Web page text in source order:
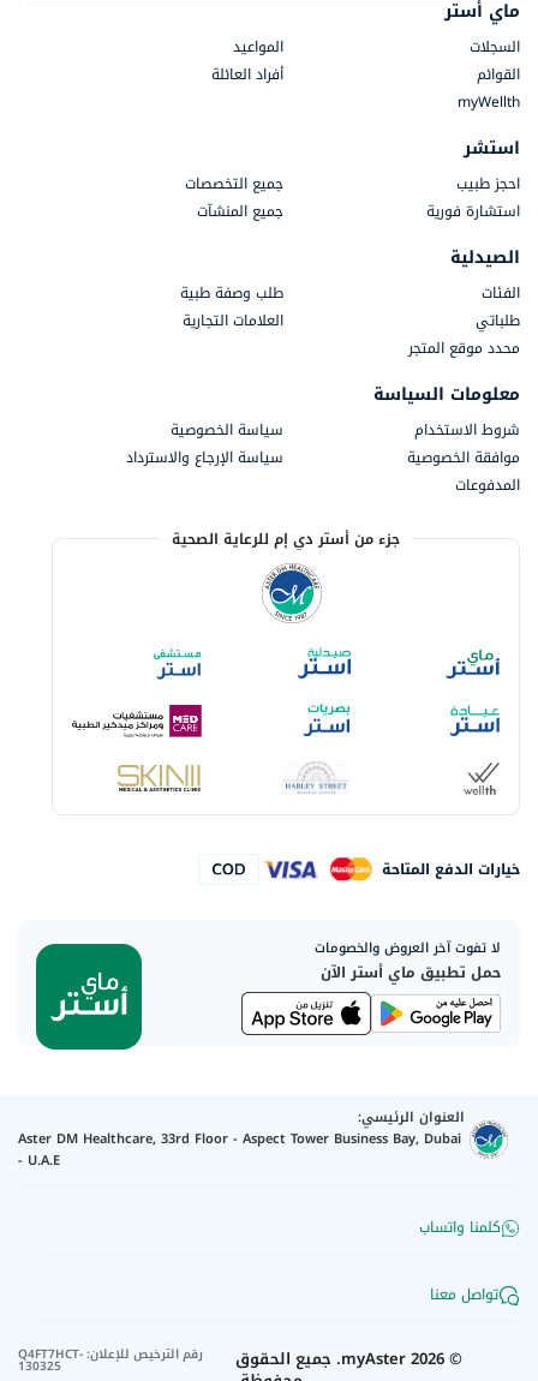
ماي أستر
السجلات
المواعيد
القوائم
أفراد العائلة
myWellth
استشر
احجز طبيب
جميع التخصصات
استشارة فورية
جميع المنشآت
الصيدلية
الفئات
طلب وصفة طبية
طلباتي
العلامات التجارية
محدد موقع المتجر
معلومات السياسة
شروط الاستخدام
سياسة الخصوصية
موافقة الخصوصية
سياسة الإرجاع والاسترداد
المدفوعات
جزء من أستر دي إم للرعاية الصحية
خيارات الدفع المتاحة
لا تفوت آخر العروض والخصومات
حمل تطبيق ماي أستر الآن
العنوان الرئيسي:
Aster DM Healthcare, 33rd Floor - Aspect Tower Business Bay, Dubai
- U.A.E
كلمنا واتساب
تواصل معنا
©
2026
myAster. جميع الحقوق رقم الترخيص للإعلان:
Q4FT7HCT-
130325